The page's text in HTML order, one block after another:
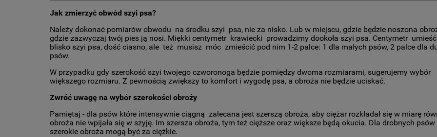
Jak zmierzyć obwód szyi psa?
Należy dokonać pomiarów obwodu na środku szyi psa, nie za nisko. Lub w miejscu, gdzie będzie noszona
gdzie zazwyczaj twój pies ją nosi. Miękki centymetr krawiecki prowadzimy dookoła szyi psa. Centymetr umieść
blisko szyi psa, dość ciasno, ale też musisz móc zmieścić pod nim 1-2 palce: 1 dla małych psów, 2 palce dla
psów.
W przypadku gdy szerokość szyi twojego czworonoga będzie pomiędzy dwoma rozmiarami, sugerujemy wybór
większego rozmiaru. Z pewnością zwiększy to komfort i wygodę psa, a obroża nie będzie uciskać.
Zwróć uwagę na wybór szerokości obroży
Pamiętaj - dla psów które intensywnie ciągną zalecana jest szerszą obroża, aby ciężar rozkładał się w miarę
obroża nie wpijała się w szyję. Im szersza obroża, tym też cięższe oraz większe będą okucia. Dla drobnych psów
szerokie obroża mogą być za ciężkie.